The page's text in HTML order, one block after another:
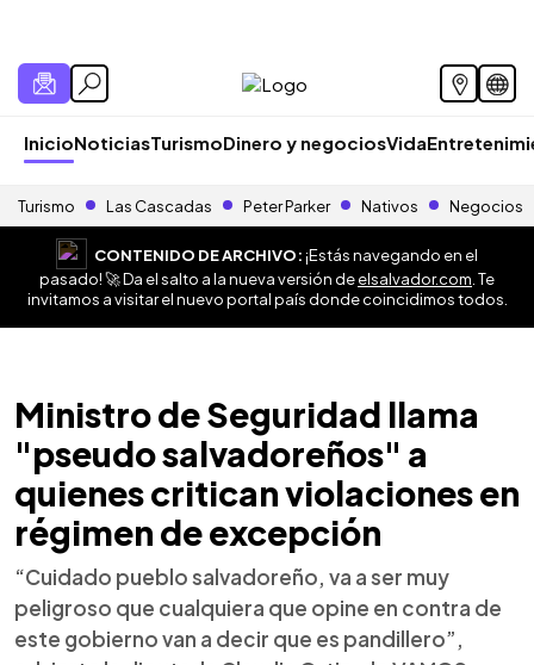
InicioNoticiasTurismoDinero y negociosVida
Turismo Las Cascadas Peter Parker Nativos Negocios
CONTENIDO DE ARCHIVO:¡Estás navegando en el
pasado! 🚀 Da el salto a la nueva versión deelsalvador.com . Te
invitamos a visitar el nuevo portal país donde coincidimos todos.
Ministro de Seguridad llama
"pseudo salvadoreños" a
quienes critican violaciones en
régimen de excepción
“Cuidado pueblo salvadoreño, va a ser muy
peligroso que cualquiera que opine en contra de
este gobierno van a decir que es pandillero”,